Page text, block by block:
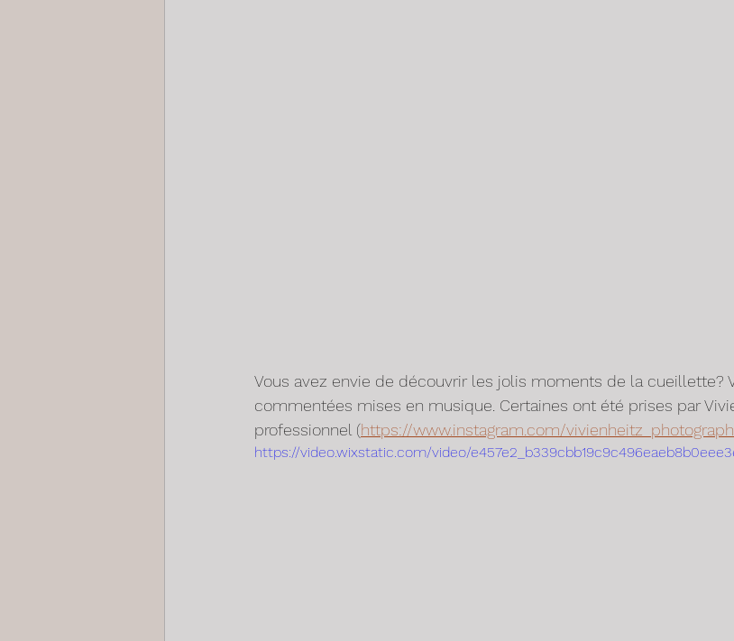
Vous avez envie de découvrir les jolis moments de la cueillette?
commentées mises en musique. Certaines ont été prises par
professionnel (https://www.instagram.com/
https://video.wixstatic.com/video/